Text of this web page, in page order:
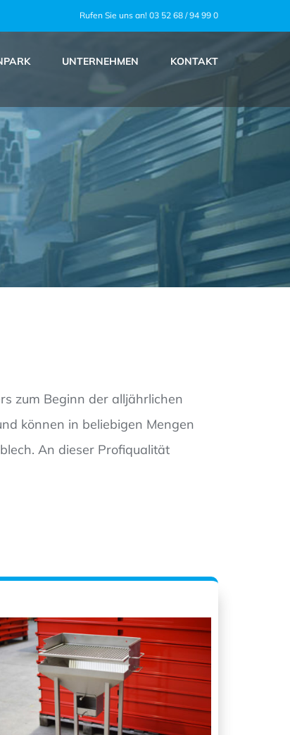
Rufen Sie uns an! 03 52 68 / 94 99 0
UNTERNEHMEN KONTAKT
zum Beginn der alljährlichen
können in beliebigen Mengen
An dieser Profiqualität